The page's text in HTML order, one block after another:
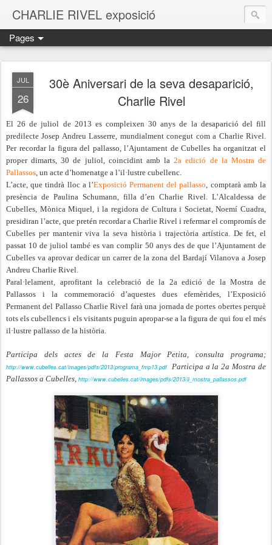
CHARLIE RIVEL exposició
Pages
JUL
26
30è Aniversari de la seva desaparició,
Charlie Rivel
El 26 de juliol de 2013 es compleixen 30 anys de la desaparició del fill
predilecte Josep Andreu Lasserre, mundialment conegut com a Charlie Rivel.
Per recordar la figura del pallasso, l’Ajuntament de Cubelles ha organitzat el
proper dimarts, 30 de juliol, coincidint amb la2a edició de la Mostra de
Pallassos, un acte d’homenatge a l’il·lustre cubellenc.
L’acte, que tindrà lloc a l’Exposició Permanent del pallasso, comptarà amb la
presència de Paulina Schumann, filla d’en Charlie Rivel. L’Alcaldessa de
Cubelles, Mònica Miquel, i la regidora de Cultura i Societat, Noemí Cuadra,
presidiran l’acte, que pretén recordar a Charlie Rivel i refermar el compromís de
Cubelles per mantenir viva la seva història i trajectòria artística. De fet, el
passat 10 de juliol també es van complir 50 anys des de que l’Ajuntament de
Cubelles va aprovar dedicar un carrer de la zona del Bardají Vilanova a Josep
Andreu Charlie Rivel.
Paral·lelament, aprofitant la celebració de la 2a edició de la Mostra de
Pallassos i la commemoració d’aquestes dues efemèrides, l’Exposició
Permanent del Pallasso Charlie Rivel farà una jornada de portes obertes perquè
tots els cubellencs i els visitants puguin apropar-se a la figura de qui fou el més
il·lustre pallasso de la història.
Participa dels actes de la Festa Major Petita, consulta programa;
http://www.cubelles.cat/images/pdfs/2013/programa_fmp13.pdfParticipa a la 2a Mostra de
Pallassos a Cubelles, http://www.cubelles.cat/images/pdfs/2013/ii_mostra_pallassos.pdf